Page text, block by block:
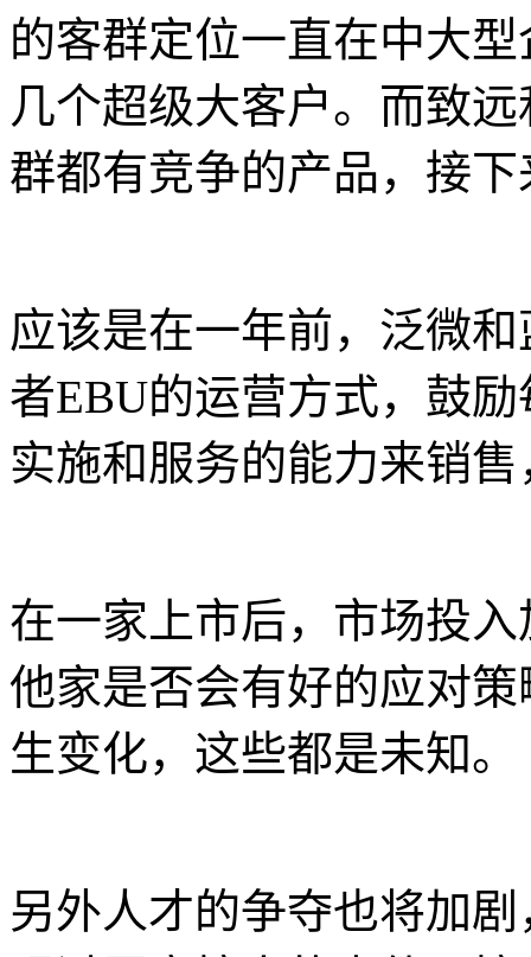
的客群定位一直在中大
几个超级大客户。而致
群都有竞争的产品，接
应该是在一年前，泛微
者EBU的运营方式，鼓
实施和服务的能力来销
在一家上市后，市场投
他家是否会有好的应对
生变化，这些都是未知。
另外人才的争夺也将加